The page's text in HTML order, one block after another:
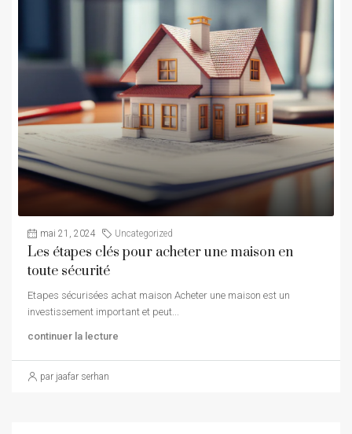
mai 21, 2024 Uncategorized
Les étapes clés pour acheter une maison en
toute sécurité
Etapes sécurisées achat maison Acheter une maison est un
investissement important et peut...
continuer la lecture
par jaafar serhan